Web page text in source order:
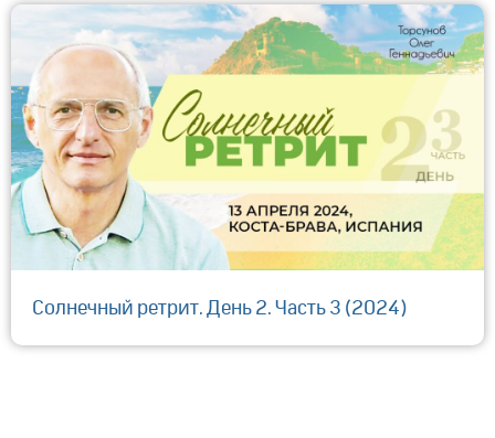
Солнечный ретрит. День 2. Часть 3 (2024)